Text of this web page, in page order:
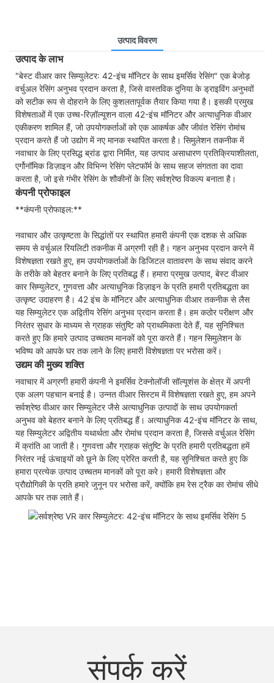
उत्पाद विवरण
उत्पाद के लाभ
"बेस्ट वीआर कार सिम्युलेटर: 42-इंच मॉनिटर के साथ इमर्सिव रेसिंग" एक बेजोड़
वर्चुअल रेसिंग अनुभव प्रदान करता है, जिसे वास्तविक दुनिया के ड्राइविंग अनुभवों
को सटीक रूप से दोहराने के लिए कुशलतापूर्वक तैयार किया गया है। इसकी प्रमुख
विशेषताओं में एक उच्च-रिज़ॉल्यूशन वाला 42-इंच मॉनिटर और अत्याधुनिक वीआर
एकीकरण शामिल हैं, जो उपयोगकर्ताओं को एक आकर्षक और जीवंत रेसिंग रोमांच
प्रदान करते हैं जो उद्योग में नए मानक स्थापित करता है। सिमुलेशन तकनीक में
नवाचार के लिए प्रसिद्ध ब्रांड द्वारा निर्मित, यह उत्पाद असाधारण प्रतिक्रियाशीलता,
एर्गोनॉमिक डिज़ाइन और विभिन्न रेसिंग प्लेटफॉर्म के साथ सहज संगतता का दावा
करता है, जो इसे गंभीर रेसिंग के शौकीनों के लिए सर्वश्रेष्ठ विकल्प बनाता है।
कंपनी प्रोफाइल
**कंपनी प्रोफाइल:**
नवाचार और उत्कृष्टता के सिद्धांतों पर स्थापित हमारी कंपनी एक दशक से अधिक
समय से वर्चुअल रियलिटी तकनीक में अग्रणी रही है। गहन अनुभव प्रदान करने में
विशेषज्ञता रखते हुए, हम उपयोगकर्ताओं के डिजिटल वातावरण के साथ संवाद करने
के तरीके को बेहतर बनाने के लिए प्रतिबद्ध हैं। हमारा प्रमुख उत्पाद, बेस्ट वीआर
कार सिम्युलेटर, गुणवत्ता और अत्याधुनिक डिज़ाइन के प्रति हमारी प्रतिबद्धता का
उत्कृष्ट उदाहरण है। 42 इंच के मॉनिटर और अत्याधुनिक वीआर तकनीक से लैस
यह सिम्युलेटर एक अद्वितीय रेसिंग अनुभव प्रदान करता है। हम कठोर परीक्षण और
निरंतर सुधार के माध्यम से ग्राहक संतुष्टि को प्राथमिकता देते हैं, यह सुनिश्चित
करते हुए कि हमारे उत्पाद उच्चतम मानकों को पूरा करते हैं। गहन सिमुलेशन के
भविष्य को आपके घर तक लाने के लिए हमारी विशेषज्ञता पर भरोसा करें।
उद्यम की मुख्य शक्ति
नवाचार में अग्रणी हमारी कंपनी ने इमर्सिव टेक्नोलॉजी सॉल्यूशंस के क्षेत्र में अपनी
एक अलग पहचान बनाई है। उन्नत वीआर सिस्टम में विशेषज्ञता रखते हुए, हम अपने
सर्वश्रेष्ठ वीआर कार सिम्युलेटर जैसे अत्याधुनिक उत्पादों के साथ उपयोगकर्ता
अनुभव को बेहतर बनाने के लिए प्रतिबद्ध हैं। अत्याधुनिक 42-इंच मॉनिटर के साथ,
यह सिम्युलेटर अद्वितीय यथार्थता और रोमांच प्रदान करता है, जिससे वर्चुअल रेसिंग
में क्रांति आ जाती है। गुणवत्ता और ग्राहक संतुष्टि के प्रति हमारी प्रतिबद्धता हमें
निरंतर नई ऊंचाइयों को छूने के लिए प्रेरित करती है, यह सुनिश्चित करते हुए कि
हमारा प्रत्येक उत्पाद उच्चतम मानकों को पूरा करे। हमारी विशेषज्ञता और
प्रौद्योगिकी के प्रति हमारे जुनून पर भरोसा करें, क्योंकि हम रेस ट्रैक का रोमांच सीधे
आपके घर तक लाते हैं।
संपर्क करें